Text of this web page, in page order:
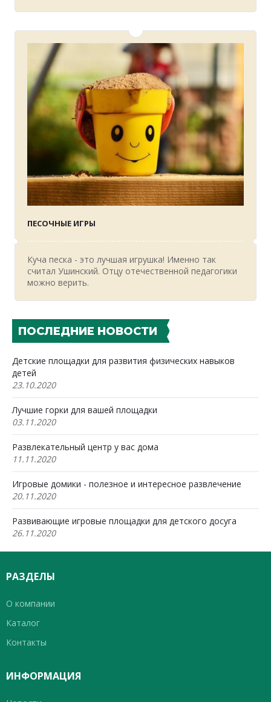
ПЕСОЧНЫЕ ИГРЫ
Куча песка - это лучшая игрушка! Именно так
считал Ушинский. Отцу отечественной педагогики
можно верить.
ПОСЛЕДНИЕ НОВОСТИ
Детские площадки для развития физических навыков
детей
23.10.2020
Лучшие горки для вашей площадки
03.11.2020
Развлекательный центр у вас дома
11.11.2020
Игровые домики - полезное и интересное развлечение
20.11.2020
Развивающие игровые площадки для детского досуга
26.11.2020
РАЗДЕЛЫ
О компании
Каталог
Контакты
ИНФОРМАЦИЯ